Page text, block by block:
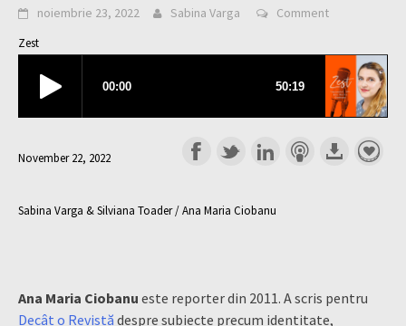
noiembrie 23, 2022 Sabina Varga Comment
Zest
November 22, 2022
Sabina Varga & Silviana Toader / Ana Maria Ciobanu
Ana Maria Ciobanu este reporter din 2011. A scris pentru
Decât o Revistă despre subiecte precum identitate,